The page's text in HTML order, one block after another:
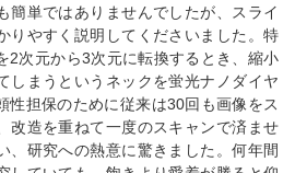
簡単ではありませんでしたが、スライ
りやすく説明してくださいました。特
2次元から3次元に転換するとき、縮小
しまうというネックを蛍光ナノダイヤ
性担保のために従来は30回も画像をス
改造を重ねて一度のスキャンで済ませ
、研究への熱意に驚きました。何年間